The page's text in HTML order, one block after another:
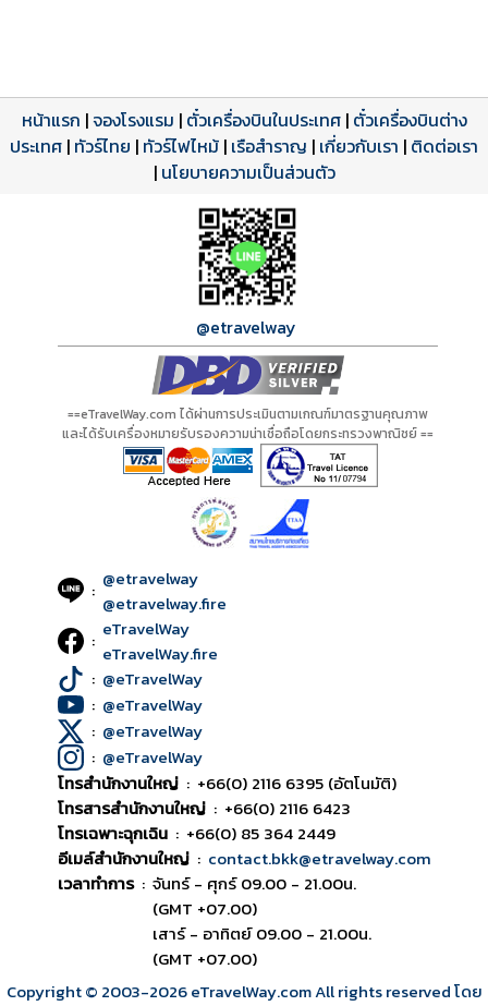
โปรแกรมทัวร์
ดาวน์โหลด PDF
รีวิวลูกค้าจริง
รีวิวจาก eTravelWay
เปิดหน้าเต็ม
ใบอนุญาตนำเที่ยว
เลขที่ 11/11450
เปิดหน้าเต็ม
หน้าแรก |จองโรงแรม | ตั๋วเครื่องบินในประเทศ| ตั๋วเครื่องบินต่าง
ประเทศ | ทัวร์ไทย | ทัวร์ไฟไหม้ | เรือสำราญ | เกี่ยวกับเรา | ติดต่อเรา
| นโยบายความเป็นส่วนตัว
@etravelway
==eTravelWay.com ได้ผ่านการประเมินตามเกณฑ์มาตรฐานคุณภาพ
และได้รับเครื่องหมายรับรองความน่าเชื่อถือโดยกระทรวงพาณิชย์ ==
: @etravelway
@etravelway.fire
: eTravelWay
eTravelWay.fire
: @eTravelWay
: @eTravelWay
: @eTravelWay
: @eTravelWay
โทรสำนักงานใหญ่ : +66(0) 2116 6395 (อัตโนมัติ)
โทรสารสำนักงานใหญ่ : +66(0) 2116 6423
โทรเฉพาะฉุกเฉิน : +66(0) 85 364 2449
อีเมล์สำนักงานใหญ่ : contact.bkk@etravelway.com
เวลาทำการ : จันทร์ - ศุกร์ 09.00 - 21.00น.
(GMT +07.00)
เสาร์ - อาทิตย์ 09.00 - 21.00น.
(GMT +07.00)
Copyright © 2003-2026eTravelWay.com All rights reserved โดย